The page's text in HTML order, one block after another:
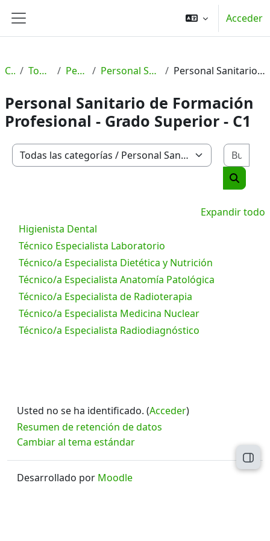
Panel lateral
Acceder
Cursos Todas las categorías Personal Sanitario Personal Sanitario de Formación Profesional Personal Sanitario de Formación Profesional - Grado Superior - C1
Personal Sanitario de Formación
Profesional - Grado Superior - C1
Categorías
Buscar
Expandir todo
Higienista Dental
Técnico Especialista Laboratorio
Técnico/a Especialista Dietética y Nutrición
Técnico/a Especialista Anatomía Patológica
Técnico/a Especialista de Radioterapia
Técnico/a Especialista Medicina Nuclear
Técnico/a Especialista Radiodiagnóstico
Usted no se ha identificado. (Acceder)
Resumen de retención de datos
Cambiar al tema estándar
Desarrollado por Moodle